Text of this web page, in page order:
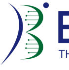
건
너